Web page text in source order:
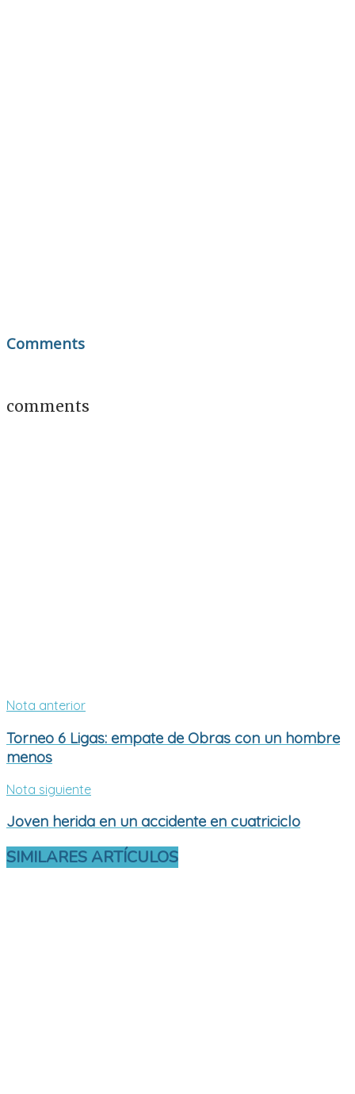
Comments
comments
Nota anterior
Torneo 6 Ligas: empate de Obras con un hombre
menos
Nota siguiente
Joven herida en un accidente en cuatriciclo
SIMILARES ARTÍCULOS